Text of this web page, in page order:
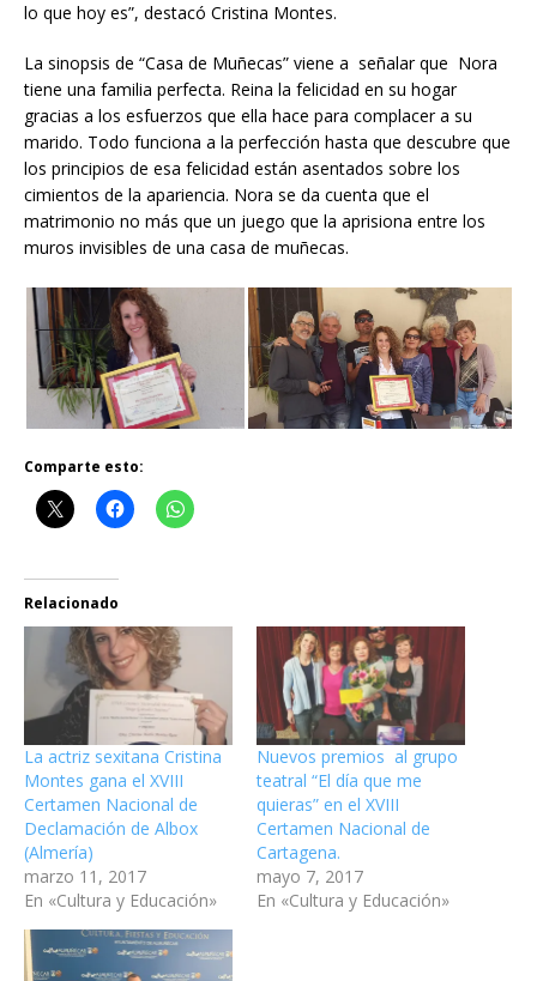
lo que hoy es”, destacó Cristina Montes.
La sinopsis de “Casa de Muñecas” viene a señalar que Nora
tiene una familia perfecta. Reina la felicidad en su hogar
gracias a los esfuerzos que ella hace para complacer a su
marido. Todo funciona a la perfección hasta que descubre que
los principios de esa felicidad están asentados sobre los
cimientos de la apariencia. Nora se da cuenta que el
matrimonio no más que un juego que la aprisiona entre los
muros invisibles de una casa de muñecas.
Comparte esto:
Relacionado
La actriz sexitana Cristina
Montes gana el XVIII
Certamen Nacional de
Declamación de Albox
(Almería)
marzo 11, 2017
En «Cultura y Educación»
Nuevos premios al grupo
teatral “El día que me
quieras” en el XVIII
Certamen Nacional de
Cartagena.
mayo 7, 2017
En «Cultura y Educación»